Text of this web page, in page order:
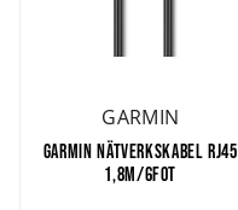
GARMIN
GARMIN NÄTVERKSKABEL RJ45
1,8M/6FOT